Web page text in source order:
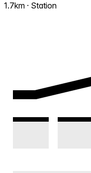
1.7km · Station